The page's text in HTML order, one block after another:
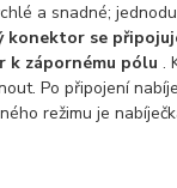
a snadné;
konektor se
k zápornému pólu .
Po připojení
režimu je